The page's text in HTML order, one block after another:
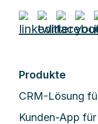
Produkte
CRM-Lösung
Kunden-App